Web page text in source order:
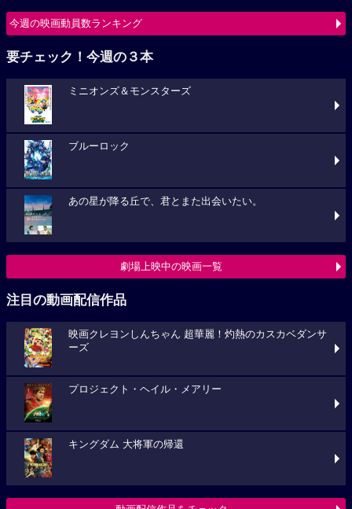
今週の映画動員数ランキング
要チェック！今週の３本
ミニオンズ＆モンスターズ
ブルーロック
あの星が降る丘で、君とまた出会いたい。
劇場上映中の映画一覧
注目の動画配信作品
映画クレヨンしんちゃん 超華麗！灼熱のカスカベダンサ
ーズ
プロジェクト・ヘイル・メアリー
キングダム 大将軍の帰還